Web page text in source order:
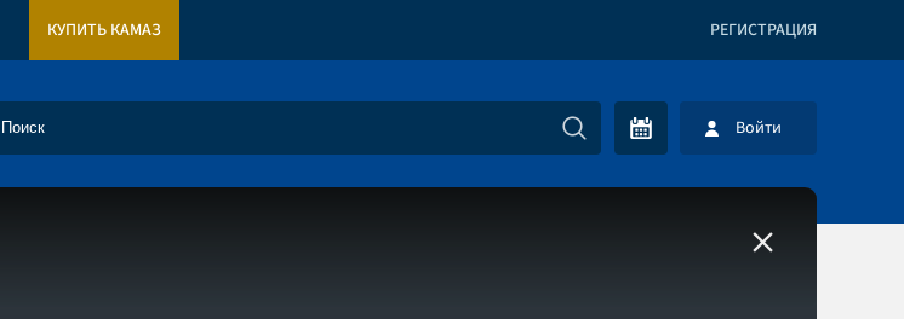
КУПИТЬ КАМАЗ РЕГИСТРАЦИЯ
Войти